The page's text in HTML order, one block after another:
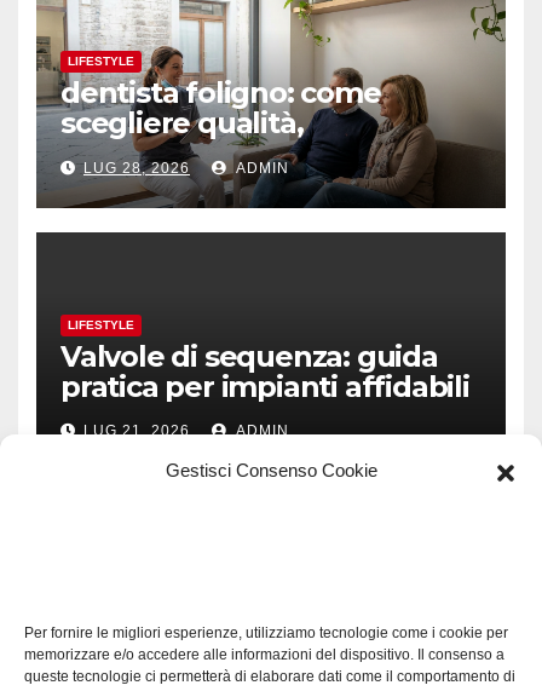
Gestisci Consenso Cookie
Per fornire le migliori esperienze, utilizziamo tecnologie come i cookie per
memorizzare e/o accedere alle informazioni del dispositivo. Il consenso a
queste tecnologie ci permetterà di elaborare dati come il comportamento di
LIFESTYLE
dentista foligno: come
scegliere qualità,
prevenzione e fiducia
LUG 28, 2026 ADMIN
LIFESTYLE
Valvole di sequenza: guida
pratica per impianti affidabili
LUG 21, 2026 ADMIN
Software manutenzioni:
guida pratica alla scelta
efficace